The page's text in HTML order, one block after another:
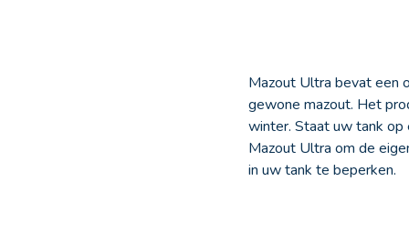
Mazout Ultra bevat een
gewone mazout. Het
winter. Staat uw tank op
Mazout Ultra om de
in uw tank te beperken.